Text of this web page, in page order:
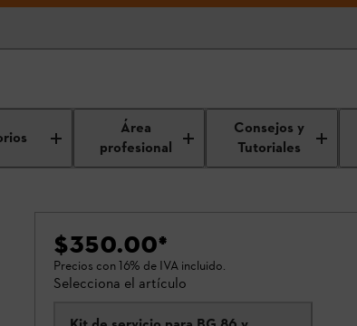
Área
profesional
Consejos y
Tutoriales
$350.00*
Precios con 16% de IVA incluido.
Selecciona el artículo